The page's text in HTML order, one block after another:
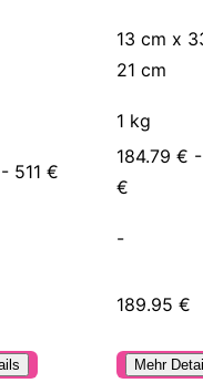
13 cm x
21 cm
1 kg
511 €
184.79 €
€
-
189.95 €
Mehr